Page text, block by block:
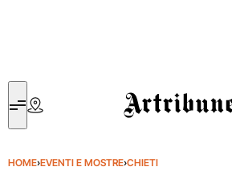
Artribune
HOME›EVENTI E MOSTRE›CHIETI